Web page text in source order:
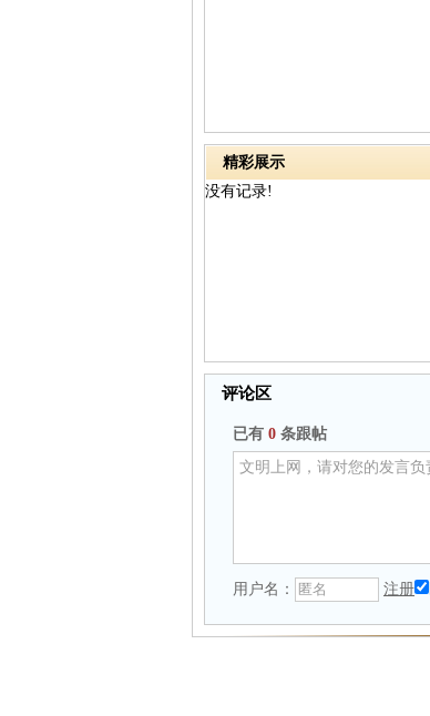
精彩展示
没有记录!
评论区
已有 0 条跟帖
用户名： 注册